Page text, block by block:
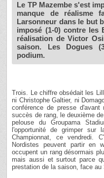
Le TP Mazembe s'est
manque de réalisme
Larsonneur dans le but
imposé (1-0) contre les
réalisation de Victor
saison. Les Dogues
podium.
Trois. Le chiffre obsédait les
ni Christophe Galtier, ni
conférence de presse
succès de rang, le deuxième
pelouse du Groupama
l'opportunité de grimper sur
Championnat, ce vendredi.
Nordistes peuvent partir en
occupent un rang désormais
mais aussi et surtout parce
prestation de la saison, face au